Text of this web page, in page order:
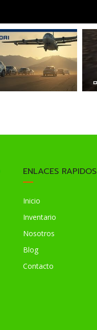
ENLACES RAPIDOS
Inicio
Inventario
Nosotros
Blog
Contacto